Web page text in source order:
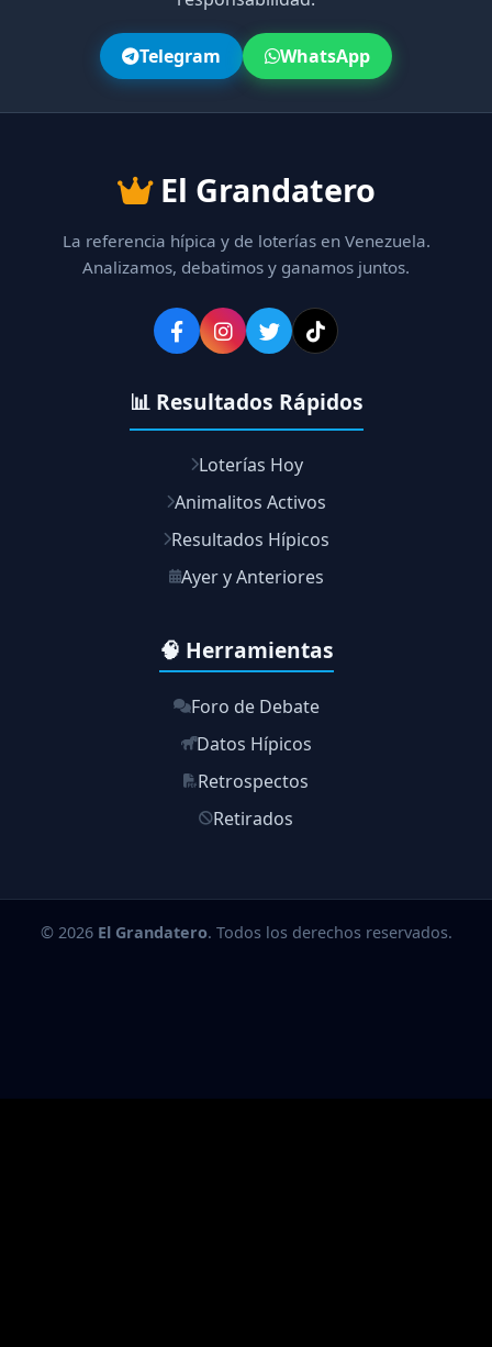
Telegram WhatsApp
El Grandatero
La referencia hípica y de loterías en Venezuela.
Analizamos, debatimos y ganamos juntos.
📊 Resultados Rápidos
Loterías Hoy
Animalitos Activos
Resultados Hípicos
Ayer y Anteriores
🧠 Herramientas
Foro de Debate
Datos Hípicos
Retrospectos
Retirados
© 2026 El Grandatero. Todos los derechos reservados.